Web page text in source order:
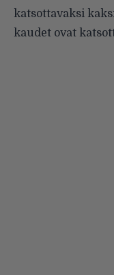
katsottavaksi
kaudet ovat